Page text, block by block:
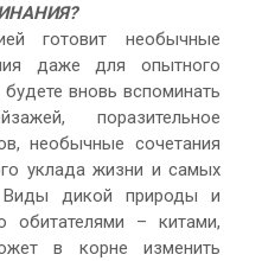
готовит необычные
даже для опытного
вновь вспоминать
поразительное
необычные сочетания
уклада жизни и самых
Виды дикой природы и
обитателями – китами,
в корне изменить